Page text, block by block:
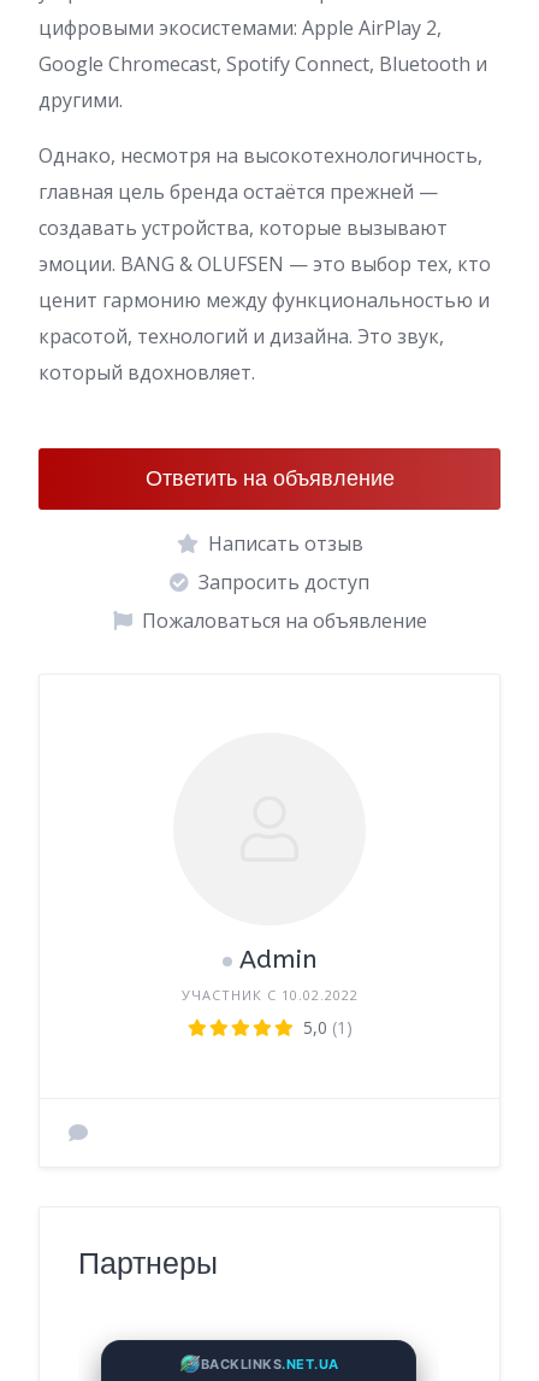
цифровыми экосистемами: Apple AirPlay 2,
Google Chromecast, Spotify Connect, Bluetooth и
другими.
Однако, несмотря на высокотехнологичность,
главная цель бренда остаётся прежней —
создавать устройства, которые вызывают
эмоции. BANG & OLUFSEN — это выбор тех, кто
ценит гармонию между функциональностью и
красотой, технологий и дизайна. Это звук,
который вдохновляет.
Ответить на объявление
Написать отзыв
Запросить доступ
Пожаловаться на объявление
Admin
УЧАСТНИК С 10.02.2022
5,0 (1)
Партнеры